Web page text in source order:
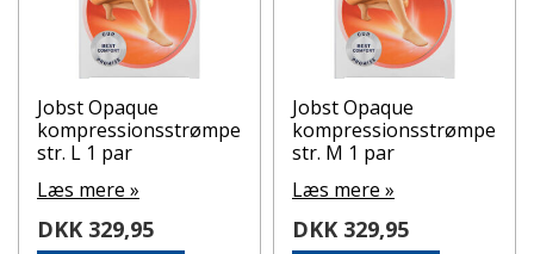
Jobst Opaque
kompressionsstrømpe
str. L 1 par
Læs mere »
DKK 329,95
Jobst Opaque
kompressionsstrømpe
str. M 1 par
Læs mere »
DKK 329,95